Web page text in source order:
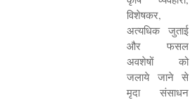
विशेषकर,
अत्यधिक जुताई
और फसल
अवशेषों को
जलाये जाने से
मृदा संसाधन